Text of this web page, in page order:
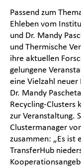
Passend zum
Ehleben vom
und Dr. Mandy
und Thermische
ihre aktuellen
gelungene
eine Vielzahl
Dr. Mandy
Recycling-Clusters
zur Veranstaltung.
Clustermanager
zusammen: „Es ist
TransferHub